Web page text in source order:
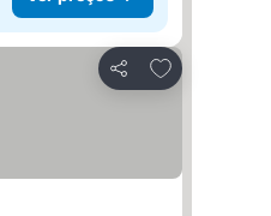
Partilhar
Adicionar